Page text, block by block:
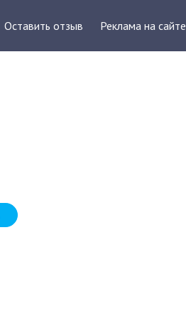
Оставить отзыв Реклама на сайте